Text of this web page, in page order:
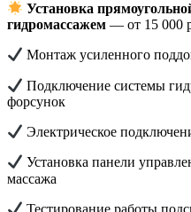
Установка
гидромассажем — от 15 000
Монтаж усиленного
Подключение системы
форсунок
Электрическое
Установка панели
массажа